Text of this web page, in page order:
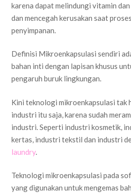
karena dapat melindungi vitamin
dan mencegah kerusakan saat
penyimpanan.
Definisi Mikroenkapsulasi sendiri
bahan inti dengan lapisan khusus
pengaruh buruk lingkungan.
Kini teknologi mikroenkapsulasi tak
industri itu saja, karena sudah
industri. Seperti industri kosmetik,
kertas, industri tekstil dan industri
laundry.
Teknologi mikroenkapsulasi pada
yang digunakan untuk mengemas